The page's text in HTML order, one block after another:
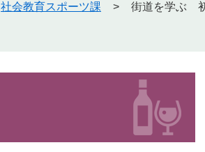
社会教育スポーツ課 > 街道を学ぶ